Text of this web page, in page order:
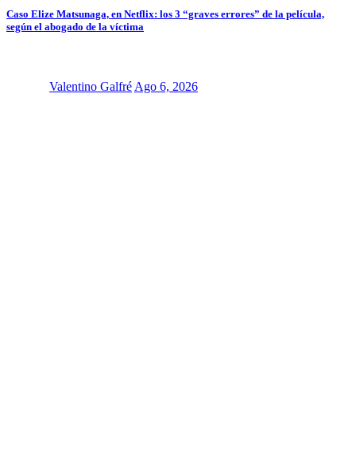
Caso Elize Matsunaga, en Netflix: los 3 “graves errores” de la película,
según el abogado de la víctima
Valentino Galfré Ago 6, 2026